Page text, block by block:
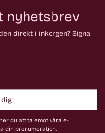
nyhetsbrev
direkt i inkorgen? Signa
dig
du att ta emot våra e-
din prenumeration.